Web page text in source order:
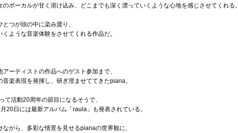
のボーカルが甘く溶け込み、どこまでも深く漂っていくような心地を感じさせてくれる。
つが頭の中に染み渡り、
ような音楽体験をさせてくれる作品だ。
ーティストの作品へのゲスト参加まで、
楽表現を発揮し、研ぎ澄ませててきたpiana。
て活動20周年の節目になるそうで、
20日には最新アルバム「raula」も発表されている。
ながら、多彩な情景を見せるpianaの世界観に、